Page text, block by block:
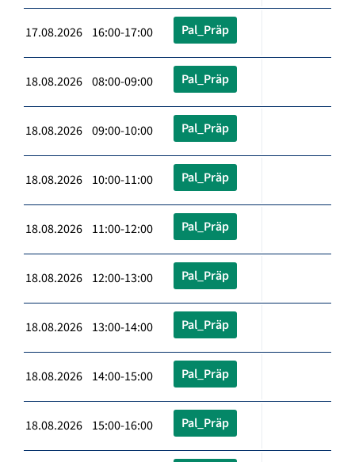
17.08.2026 16:00-17:00 Pal_Präp
18.08.2026 08:00-09:00 Pal_Präp
18.08.2026 09:00-10:00 Pal_Präp
18.08.2026 10:00-11:00 Pal_Präp
18.08.2026 11:00-12:00 Pal_Präp
18.08.2026 12:00-13:00 Pal_Präp
18.08.2026 13:00-14:00 Pal_Präp
18.08.2026 14:00-15:00 Pal_Präp
18.08.2026 15:00-16:00 Pal_Präp